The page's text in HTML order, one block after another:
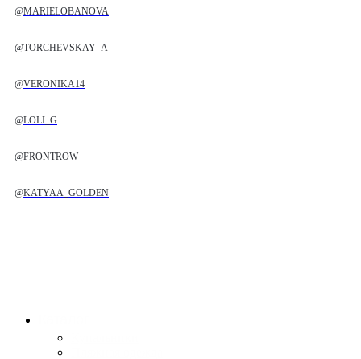
@MARIELOBANOVA
@TORCHEVSKAY_A
@VERONIKA14
@LOLI_G
@FRONTROW
@KATYAA_GOLDEN